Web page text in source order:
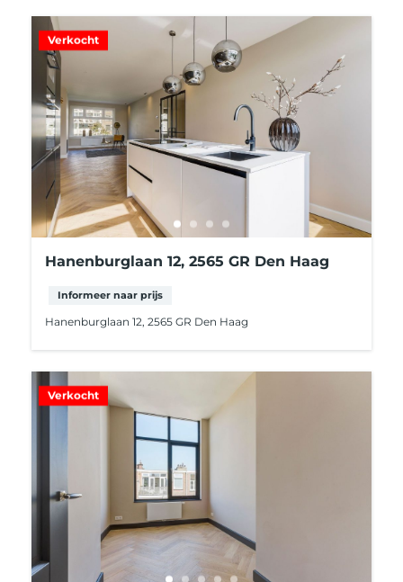
Verkocht
Hanenburglaan 12, 2565 GR Den Haag
Informeer naar prijs
Hanenburglaan 12, 2565 GR Den Haag
Verkocht